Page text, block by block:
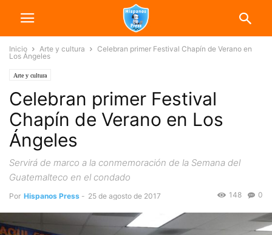
Inicio Arte y cultura
Celebran primer Festival Chapín de Verano en
Los Ángeles
Arte y cultura
Celebran primer Festival
Chapín de Verano en Los
Ángeles
Servirá de marco a la conmemoración de la Semana del
Guatemalteco en el condado
Por Hispanos Press - 25 de agosto de 2017 0
148